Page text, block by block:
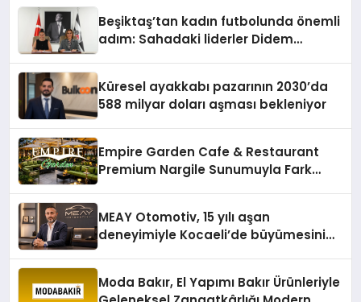
Beşiktaş’tan kadın futbolunda önemli
adım: Sahadaki liderler Didem
Küresel ayakkabı pazarının 2030’da
588 milyar doları aşması bekleniyor
Empire Garden Cafe & Restaurant
Premium Nargile Sunumuyla Fark
MEAY Otomotiv, 15 yılı aşan
deneyimiyle Kocaeli’de büyümesini
Moda Bakır, El Yapımı Bakır Ürünleriyle